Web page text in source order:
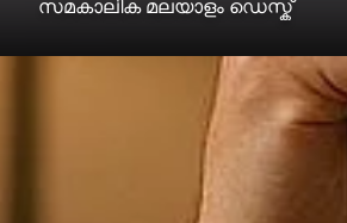
സമകാലിക മലയാളം ഡെസ്ക്